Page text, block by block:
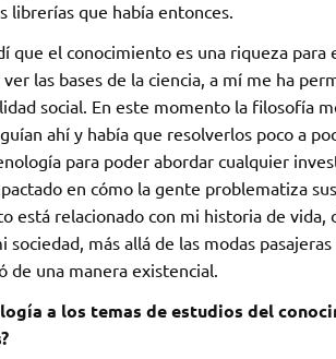
librerías que había entonces.
que el conocimiento es una riqueza
las bases de la ciencia, a mí me ha
social. En este momento la filosofía
ahí y había que resolverlos poco a
para poder abordar cualquier
en cómo la gente problematiza
está relacionado con mi historia de vida,
más allá de las modas
una manera existencial.
a los temas de estudios del